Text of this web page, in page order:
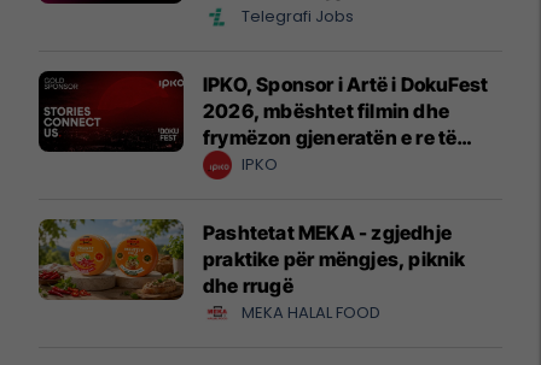
Telegrafi Jobs
IPKO, Sponsor i Artë i DokuFest
2026, mbështet filmin dhe
frymëzon gjeneratën e re të
krijuesve
IPKO
Pashtetat MEKA - zgjedhje
praktike për mëngjes, piknik
dhe rrugë
MEKA HALAL FOOD